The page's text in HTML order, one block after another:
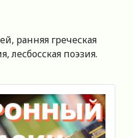
ранняя греческая
лесбосская поэзия.